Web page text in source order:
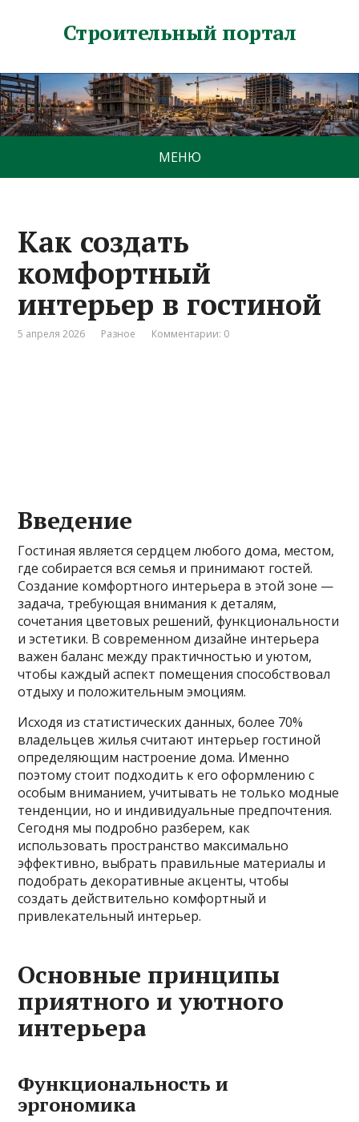
Строительный портал
МЕНЮ
Как создать
комфортный
интерьер в гостиной
5 апреля 2026 Разное Комментарии: 0
Введение
Гостиная является сердцем любого дома, местом,
где собирается вся семья и принимают гостей.
Создание комфортного интерьера в этой зоне —
задача, требующая внимания к деталям,
сочетания цветовых решений, функциональности
и эстетики. В современном дизайне интерьера
важен баланс между практичностью и уютом,
чтобы каждый аспект помещения способствовал
отдыху и положительным эмоциям.
Исходя из статистических данных, более 70%
владельцев жилья считают интерьер гостиной
определяющим настроение дома. Именно
поэтому стоит подходить к его оформлению с
особым вниманием, учитывать не только модные
тенденции, но и индивидуальные предпочтения.
Сегодня мы подробно разберем, как
использовать пространство максимально
эффективно, выбрать правильные материалы и
подобрать декоративные акценты, чтобы
создать действительно комфортный и
привлекательный интерьер.
Основные принципы
приятного и уютного
интерьера
Функциональность и
эргономика